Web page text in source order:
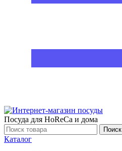
Посуда для HoReCa и дома
Поиск
Каталог